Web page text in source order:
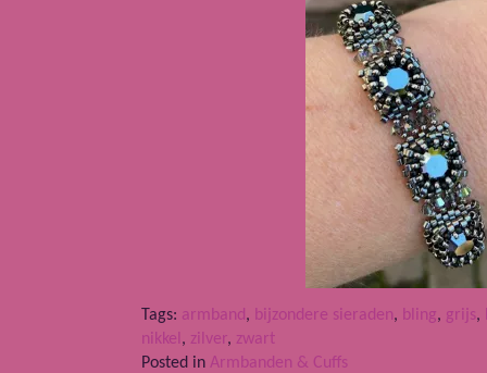
Tags: armband , bijzondere sieraden, bling, grijs,
nikkel , zilver, zwart
Posted in Armbanden & Cuffs